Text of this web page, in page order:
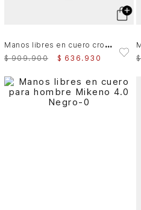
M
anos libres en cuero croco para hombre Dino
$ 909.900 $ 636 . 930 $